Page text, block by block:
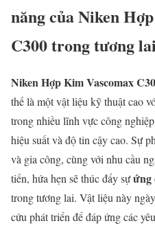
năng của Niken
C300 trong tương lai
Niken Hợp Kim Vascomax
thế là một vật liệu kỹ thuật cao
trong nhiều lĩnh vực công
hiệu suất và độ tin cậy cao. Sự
và gia công, cùng với nhu cầu
tiến, hứa hẹn sẽ thúc đẩy sựứng
trong tương lai. Vật liệu này
cứu phát triển để đáp ứng các